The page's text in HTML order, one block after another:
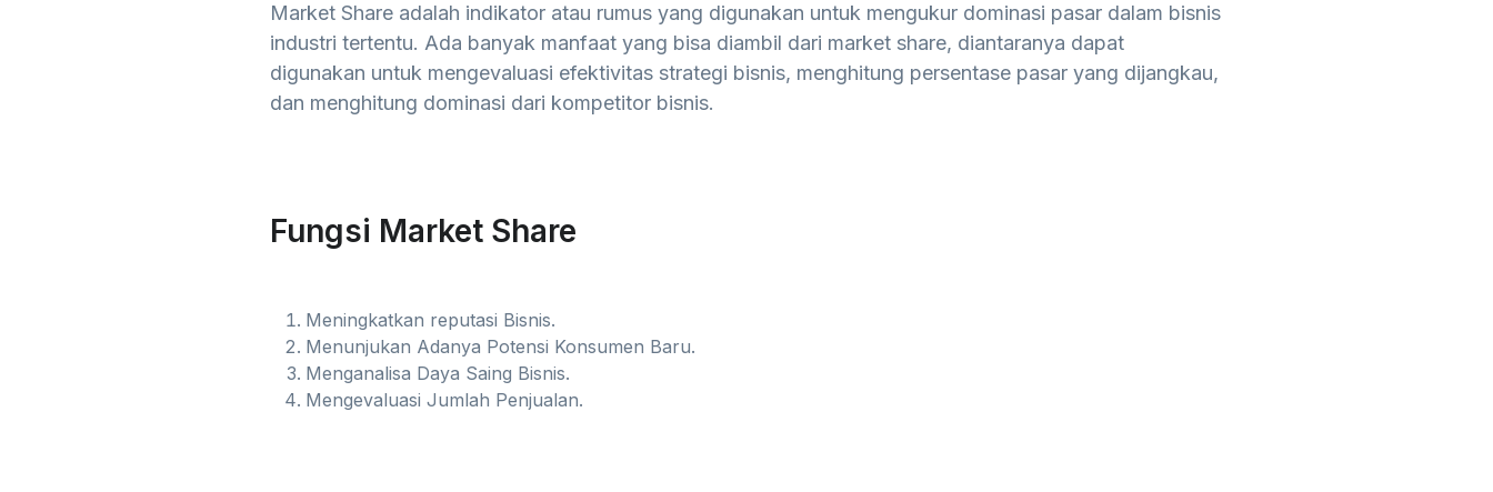
Market Share adalah indikator atau rumus yang digunakan untuk mengukur dominasi pasar dalam bisnis
industri tertentu. Ada banyak manfaat yang bisa diambil dari market share, diantaranya dapat
digunakan untuk mengevaluasi efektivitas strategi bisnis, menghitung persentase pasar yang dijangkau,
dan menghitung dominasi dari kompetitor bisnis.
Fungsi Market Share
Meningkatkan reputasi Bisnis.
Menunjukan Adanya Potensi Konsumen Baru.
Menganalisa Daya Saing Bisnis.
Mengevaluasi Jumlah Penjualan.